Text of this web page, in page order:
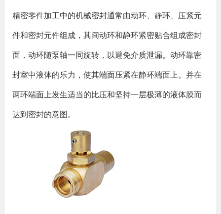
精密零件加工中的机械密封通常由动环、静环、压紧元
件和密封元件组成，其间动环和静环紧密贴合组成密封
面，动环随泵轴一同旋转，以避免介质泄漏。动环靠密
封室中液体的乐力，使其端面压紧在静环端面上。并在
两环端面上发生适当的比压和坚持一层极薄的液体膜而
达到密封的意图。